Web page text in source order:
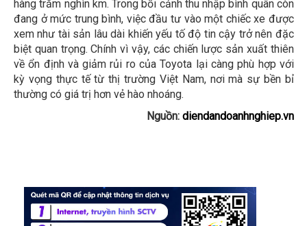
hàng trăm nghìn km. Trong bối cảnh thu nhập bình quân còn
đang ở mức trung bình, việc đầu tư vào một chiếc xe được
xem như tài sản lâu dài khiến yếu tố độ tin cậy trở nên đặc
biệt quan trọng. Chính vì vậy, các chiến lược sản xuất thiên
về ổn định và giảm rủi ro của Toyota lại càng phù hợp với
kỳ vọng thực tế từ thị trường Việt Nam, nơi mà sự bền bỉ
thường có giá trị hơn vẻ hào nhoáng.
Nguồn: diendandoanhnghiep.vn